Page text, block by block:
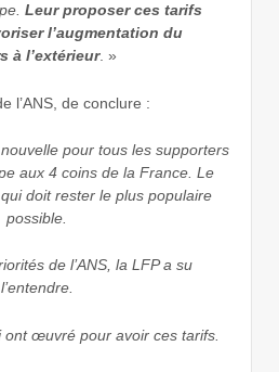
Leur proposer ces tarifs
l’augmentation du
à l’extérieur. »
l’ANS, de conclure :
pour tous les supporters
aux 4 coins de la France. Le
doit rester le plus populaire
possible.
de l’ANS, la LFP a su
l’entendre.
ont œuvré pour avoir ces tarifs.